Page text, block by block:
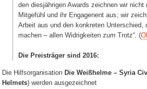
den diesjährigen Awards zeichnen wir nicht
Mitgefühl und ihr Engagenent aus; wir
Arbeit aus und den konkreten Unterschied,
machen – allen Widrigkeiten zum Trotz“. (
Die Preisträger sind 2016:
Die HilfsorganisationDie Weißhelme – Syria
Helmets) werden ausgezeichnet